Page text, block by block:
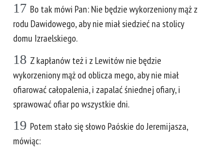
17 Bo tak mówi Pan: Nie będzie wykorzeniony mąż z
rodu Dawidowego, aby nie miał siedzieć na stolicy
domu Izraelskiego.
18 Z kapłanów też i z Lewitów nie będzie
wykorzeniony mąż od oblicza mego, aby nie miał
ofiarować całopalenia, i zapalać śniednej ofiary, i
sprawować ofiar po wszystkie dni.
19 Potem stało się słowo Paóskie do Jeremijasza,
mówiąc: